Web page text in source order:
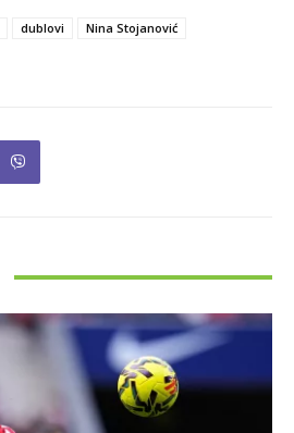
dublovi
Nina Stojanović